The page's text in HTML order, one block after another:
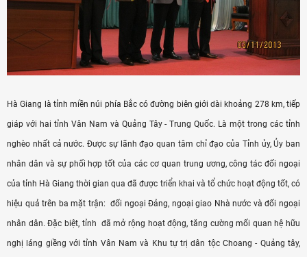
Hà Giang là tỉnh miền núi phía Bắc có đường biên giới dài khoảng 278 km, tiếp
giáp với hai tỉnh Vân Nam và Quảng Tây - Trung Quốc. Là một trong các tỉnh
nghèo nhất cả nước. Được sự lãnh đạo quan tâm chỉ đạo của Tỉnh ủy, Ủy ban
nhân dân và sự phối hợp tốt của các cơ quan trung ương, công tác đối ngoại
của tỉnh Hà Giang thời gian qua đã được triển khai và tổ chức hoạt động tốt, có
hiệu quả trên ba mặt trận: đối ngoại Đảng, ngoại giao Nhà nước và đối ngoại
nhân dân. Đặc biệt, tỉnh đã mở rộng hoạt động, tăng cường mối quan hệ hữu
nghị láng giềng với tỉnh Vân Nam và Khu tự trị dân tộc Choang - Quảng tây,